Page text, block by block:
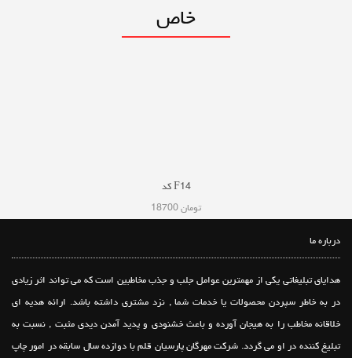
خاص
درباره ما
هدایای تبلیغاتی یکی از مهمترین عوامل جلب و جذب مخاطبین است که می تواند اثر زیادی
در به خاطر سپردن محصولات یا خدمات شما , نزد مشتری داشته باشد. ارائه هدیه ای
خلاقانه مخاطب را به هیجان آورده و باعث خشنودی و پدید آمدن دیدی مثبت , نسبت به
تبلیغ کننده در او می گردد. شرکت مهرگان پارسیان قلم با دوازده سال سابقه در امور چاپ